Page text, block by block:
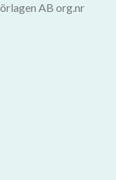
AB org.nr